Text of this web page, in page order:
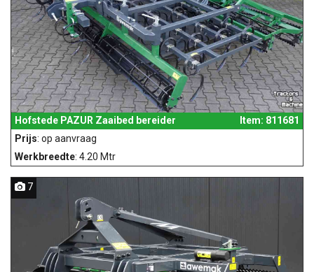
Hofstede PAZUR Zaaibed bereider
Item: 811681
Prijs: op aanvraag
Werkbreedte: 4.20 Mtr
7